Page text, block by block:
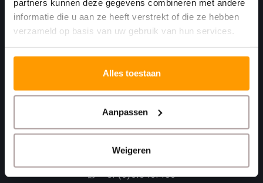
partners kunnen deze gegevens combineren met andere
informatie die u aan ze heeft verstrekt of die ze hebben
verzameld op basis van uw gebruik van hun services.
Alles toestaan
Aanpassen
Weigeren
meedenkt.
+31 (0)168 416 513
+31 (0)613461456